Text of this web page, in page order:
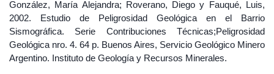
González, María Alejandra; Roverano, Diego y Fauqué, Luis,
2002. Estudio de Peligrosidad Geológica en el Barrio
Sismográfica. Serie Contribuciones Técnicas;Peligrosidad
Geológica nro. 4. 64 p. Buenos Aires, Servicio Geológico Minero
Argentino. Instituto de Geología y Recursos Minerales.